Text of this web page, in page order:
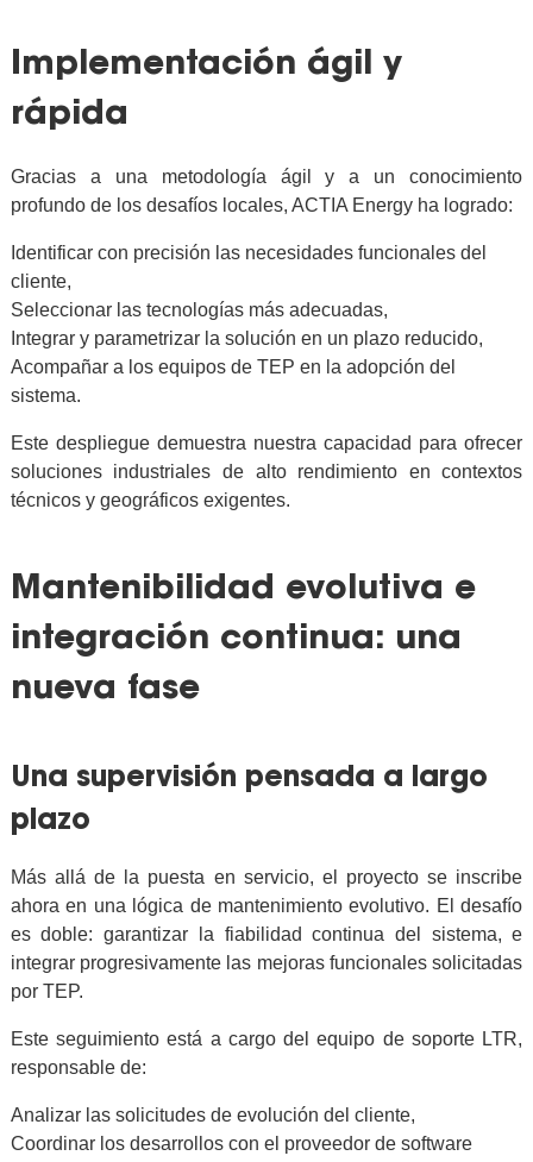
Implementación ágil y
rápida
Gracias a una metodología ágil y a un conocimiento
profundo de los desafíos locales, ACTIA Energy ha logrado:
Identificar con precisión las necesidades funcionales del
cliente,
Seleccionar las tecnologías más adecuadas,
Integrar y parametrizar la solución en un plazo reducido,
Acompañar a los equipos de TEP en la adopción del
sistema.
Este despliegue demuestra nuestra capacidad para ofrecer
soluciones industriales de alto rendimiento en contextos
técnicos y geográficos exigentes.
Mantenibilidad evolutiva e
integración continua: una
nueva fase
Una supervisión pensada a largo
plazo
Más allá de la puesta en servicio, el proyecto se inscribe
ahora en una lógica de mantenimiento evolutivo. El desafío
es doble: garantizar la fiabilidad continua del sistema, e
integrar progresivamente las mejoras funcionales solicitadas
por TEP.
Este seguimiento está a cargo del equipo de soporte LTR,
responsable de:
Analizar las solicitudes de evolución del cliente,
Coordinar los desarrollos con el proveedor de software